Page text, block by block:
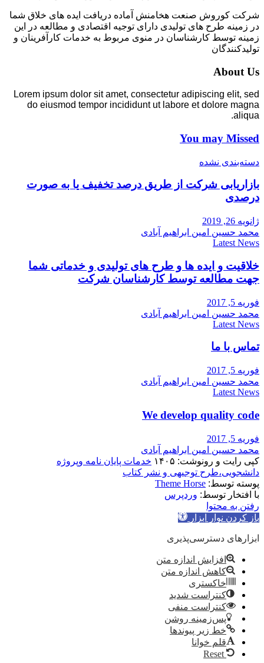
شرکت کوروش صنعت هخامنش آماده دریافت ایده های خلاق شما
در زمینه طرح های تولیدی دارای توجیه اقتصادی و مطالعه در این
زمینه توسط کارشناسان در منوی مربوط به خدمات کارآفرینان و
تولیدکنندگان
About Us
Lorem ipsum dolor sit amet, consectetur adipiscing elit, sed
do eiusmod tempor incididunt ut labore et dolore magna
aliqua.
You may Missed
دسته‌بندی نشده
بازاریابی شرکت از طریق درصد تخفیف یا به صورت
درصدی
ژانویه 26, 2019
محمد حسین امین ابراهیم آبادی
Latest News
خلاقیت و ایده ها و طرح های تولیدی و خدماتی شما
جهت مطالعه توسط کارشناسان شرکت
فوریه 5, 2017
محمد حسین امین ابراهیم آبادی
Latest News
تماس با ما
فوریه 5, 2017
محمد حسین امین ابراهیم آبادی
Latest News
We develop quality code
فوریه 5, 2017
محمد حسین امین ابراهیم آبادی
کپی رایت و رونوشت: ۱۴۰۵
خدمات پایان نامه وپروژه
دانشجویی،طرح توجیهی و نشر کتاب
پوسته توسط: Theme Horse
با افتخار توسط: وردپرس
رفتن به محتوا
باز کردن نوار ابزار
ابزارهای دسترسی‌پذیری
افزایش اندازه متن
کاهش اندازه متن
خاکستری
کنتراست شدید
کنتراست منفی
پس‌زمینه روشن
خط زیر پیوندها
قلم خوانا
Reset